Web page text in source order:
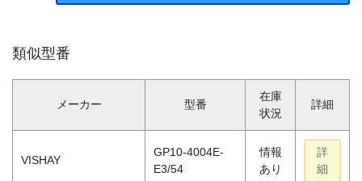
類似型番
メーカー 型番
在庫
状況
詳細
VISHAY
GP10-4004E-
E3/54
情報
あり
詳
細